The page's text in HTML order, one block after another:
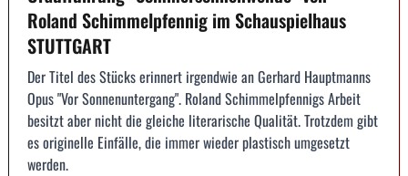
Roland Schimmelpfennig im Schauspielhaus
STUTTGART
Der Titel des Stücks erinnert irgendwie an Gerhard Hauptmanns
Opus "Vor Sonnenuntergang". Roland Schimmelpfennigs Arbeit
besitzt aber nicht die gleiche literarische Qualität. Trotzdem gibt
es originelle Einfälle, die immer wieder plastisch umgesetzt
werden.